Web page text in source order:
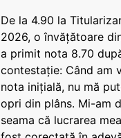
De la 4.90 la
2026, o învățătoare
a primit nota 8.70
contestație: Când am
nota inițială, nu mă
opri din plâns. Mi-am
seama că lucrarea